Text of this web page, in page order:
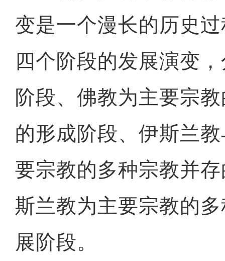
变是一个漫长的历史
四个阶段的发展演变
阶段、佛教为主要宗
的形成阶段、伊斯兰
要宗教的多种宗教并
斯兰教为主要宗教的
展阶段。